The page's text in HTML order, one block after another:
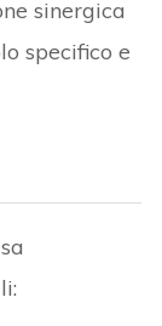
sinergica
specifico e